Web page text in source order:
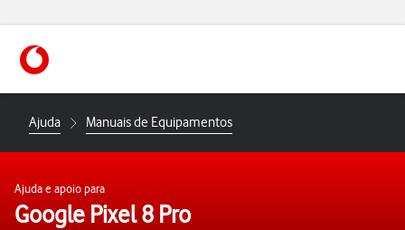
https://www.vodafone.pt
Ajuda Manuais de Equipamentos
Ajuda e apoio para
Google Pixel 8 Pro